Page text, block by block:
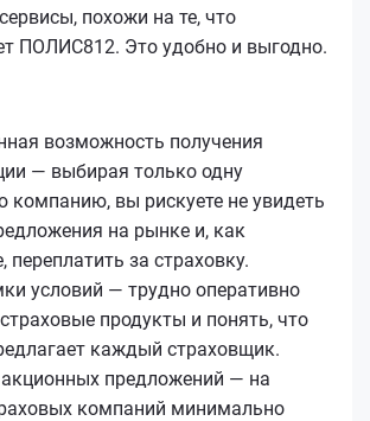
похожи на те, что
ПОЛИС812. Это удобно и выгодно.
возможность получения
— выбирая только одну
компанию, вы рискуете не увидеть
на рынке и, как
переплатить за страховку.
условий — трудно оперативно
продукты и понять, что
каждый страховщик.
предложений — на
компаний минимально